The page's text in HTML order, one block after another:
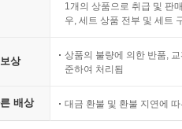
1개의 상품으로 취급 및 판
우, 세트 상품 전부 및 세트
상
상품의 불량에 의한 반품,
준하여 처리됨
배상 대금 환불 및 환불 지연에